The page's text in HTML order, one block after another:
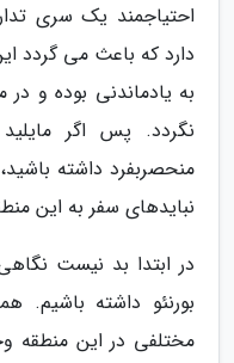
احتیاجمند یک سری
دارد که باعث می گردد
به یادماندنی بوده و
نگردد. پس اگر
منحصربفرد داشته
نبایدهای سفر به این
در ابتدا بد نیست
بورنئو داشته باشیم.
مختلفی در این منطقه